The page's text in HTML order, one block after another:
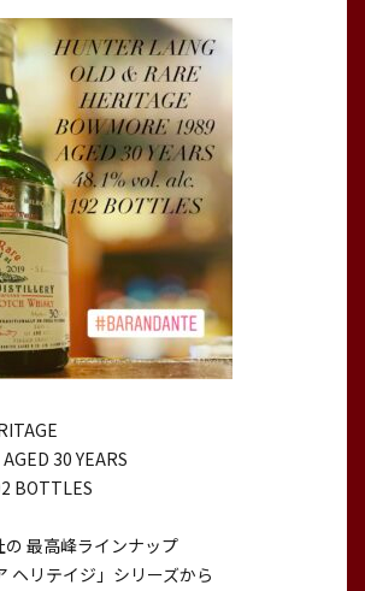
30 YEARS
BOTTLES
最高峰ラインナップ
ヘリテイジ」シリーズから